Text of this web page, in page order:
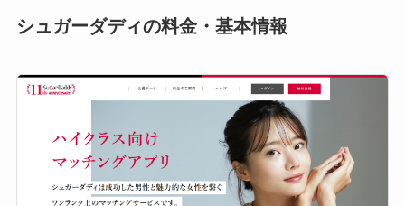
シュガーダディの料金・基本情報